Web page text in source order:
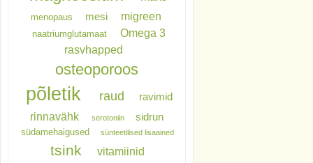
menopaus mesi migreen
naatriumglutamaat
Omega 3
rasvhapped
osteoporoos
põletik raud ravimid
rinnavähk serotoniin sidrun
südamehaigused sünteetilised lisaained
tsink vitamiinid